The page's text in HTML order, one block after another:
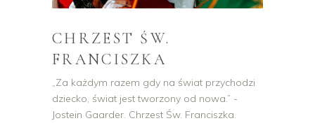
CHRZEST ŚW.
FRANCISZKA
„Za każdym razem gdy na świat przychodzi
dziecko, świat jest tworzony od nowa.” -
Jostein Gaarder. Chrzest Św. Franciszka.